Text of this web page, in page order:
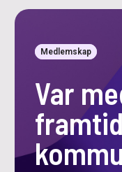
Medlemskap
Var